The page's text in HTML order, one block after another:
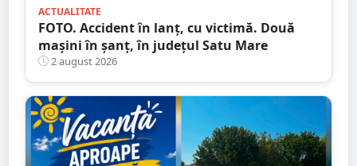
ACTUALITATE
FOTO. Accident în lanț, cu victimă. Două
mașini în șanț, în județul Satu Mare
2 august 2026